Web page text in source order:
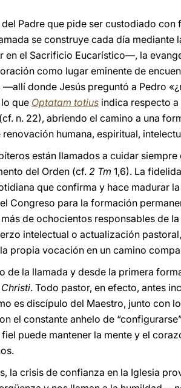
Padre que pide ser custodiado
se construye cada día
el Sacrificio Eucarístico—, la
como lugar eminente de
donde Jesús preguntó a Pedro
que Optatam totius indica respecto
n. 22), abriendo el camino a una
humana, espiritual,
están llamados a cuidar
del Orden (cf.2 Tm 1,6). La
que confirma y hace madurar
Congreso para la formación
de ochocientos responsables de
intelectual o actualización
propia vocación en un camino
de la llamada y desde la primera
. Todo pastor, en efecto, antes
es discípulo del Maestro, junto con
el constante anhelo de
puede mantener la mente y el
la crisis de confianza en la Iglesia